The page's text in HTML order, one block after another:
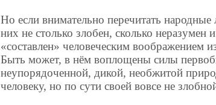
Но если внимательно перечитать
них не столько злобен, сколько
«составлен» человеческим воображением
Быть может, в нём воплощены силы
неупорядоченной, дикой, необжитой
человеку, но по сути своей вовсе не